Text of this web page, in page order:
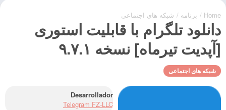
Home
/ برنامه / شبکه های اجتماعی
دانلود تلگرام با قابلیت استوری
[آپدیت تیرماه] نسخه ۹.۷.۱
شبکه های اجتماعی
Desarrollador
Telegram FZ-LLC